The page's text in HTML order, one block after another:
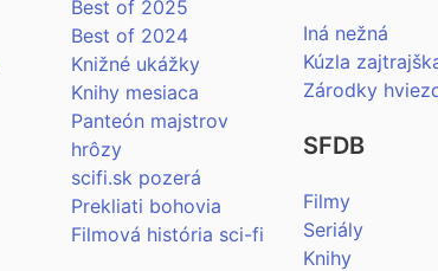
Best of 2025
Best of 2024
Knižné ukážky
Knihy mesiaca
Panteón majstrov
hrôzy
scifi.sk pozerá
Prekliati bohovia
Filmová história sci-fi
Iná nežná
Kúzla
Zárodky
SFDB
Filmy
Seriály
Knihy